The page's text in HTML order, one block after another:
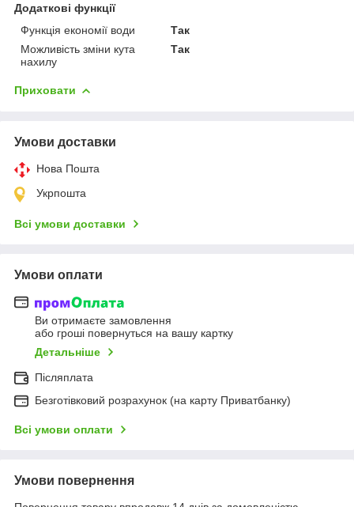
Додаткові функції
Функція економії води
Так
Можливість зміни кута
нахилу
Так
Приховати
Умови доставки
Нова Пошта
Укрпошта
Всі умови доставки
Умови оплати
Ви отримаєте замовлення
або гроші повернуться на вашу картку
Детальніше
Післяплата
Безготівковий розрахунок (на карту Приватбанку)
Всі умови оплати
Умови повернення